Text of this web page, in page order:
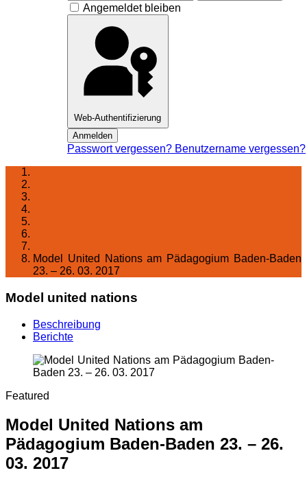
Angemeldet bleiben
Web-Authentifizierung
Anmelden
Passwort vergessen? Benutzername vergessen?
Model United Nations am Pädagogium Baden-Baden
23. – 26. 03. 2017
Model united nations
Beschreibung
Berichte
Featured
Model United Nations am
Pädagogium Baden-Baden 23. – 26.
03. 2017